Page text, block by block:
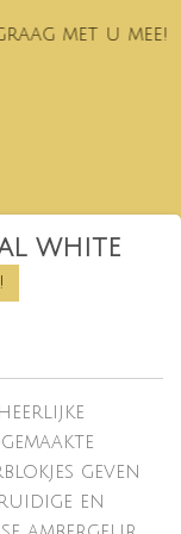
met u mee!
WHITE
geven
en